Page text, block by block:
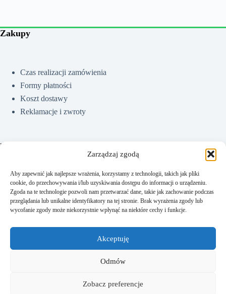
Zarządzaj zgodą
Aby zapewnić jak najlepsze wrażenia, korzystamy z technologii, takich jak pliki
cookie, do przechowywania i/lub uzyskiwania dostępu do informacji o urządzeniu.
Zgoda na te technologie pozwoli nam przetwarzać dane, takie jak zachowanie podczas
przeglądania lub unikalne identyfikatory na tej stronie. Brak wyrażenia zgody lub
wycofanie zgody może niekorzystnie wpłynąć na niektóre cechy i funkcje.
Akceptuję
Odmów
Zobacz preferencje
Zakupy
Czas realizacji zamówienia
Formy płatności
Koszt dostawy
Reklamacje i zwroty
Pomoc
Jak kupować?
Częste pytania
Polityka prywatności
Regulamin sklepu